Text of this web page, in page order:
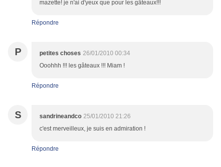
mazette! je n'ai d'yeux que pour les gâteaux!!!
Répondre
P petites choses 26/01/2010 00:34
Ooohhh !!! les gâteaux !!! Miam !
Répondre
S sandrineandco 25/01/2010 21:26
c'est merveilleux, je suis en admiration !
Répondre